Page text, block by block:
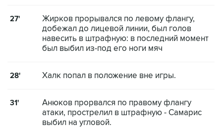
27'
Жирков прорывался по левому флангу,
добежал до лицевой линии, был голов
навесить в штрафную: в последний момент
был выбил из-под его ноги мяч
28' Халк попал в положение вне игры.
31'
Анюков прорвался по правому флангу
атаки, прострелил в штрафную - Самарис
выбил на угловой.